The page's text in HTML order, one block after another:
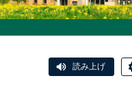
読み上げ